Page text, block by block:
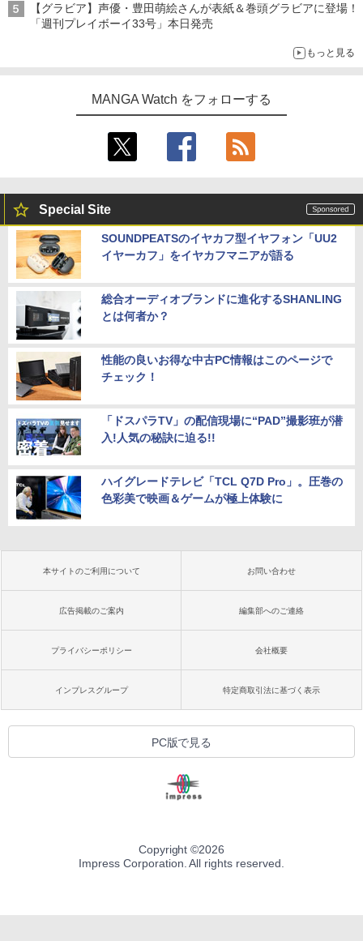
【グラビア】声優・豊田萌絵さんが表紙＆巻頭グラビアに登場！
「週刊プレイボーイ33号」本日発売
もっと見る
MANGA Watch をフォローする
Special Site
SOUNDPEATSのイヤカフ型イヤフォン「UU2
イヤーカフ」をイヤカフマニアが語る
総合オーディオブランドに進化するSHANLING
とは何者か？
性能の良いお得な中古PC情報はこのページで
チェック！
「ドスパラTV」の配信現場に“PAD”撮影班が潜
入!人気の秘訣に迫る!!
ハイグレードテレビ「TCL Q7D Pro」。圧巻の
色彩美で映画＆ゲームが極上体験に
本サイトのご利用について お問い合わせ
広告掲載のご案内 編集部へのご連絡
プライバシーポリシー 会社概要
インプレスグループ 特定商取引法に基づく表示
PC版で見る
Copyright ©2026
Impress Corporation. All rights reserved.